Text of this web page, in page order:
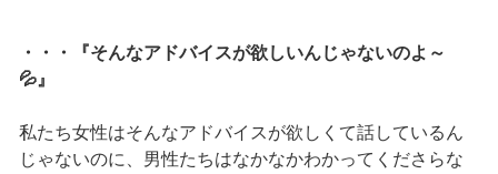
・・・『そんなアドバイスが欲しいんじゃないのよ～
💦』
私たち女性はそんなアドバイスが欲しくて話しているん
じゃないのに、男性たちはなかなかわかってくださらな